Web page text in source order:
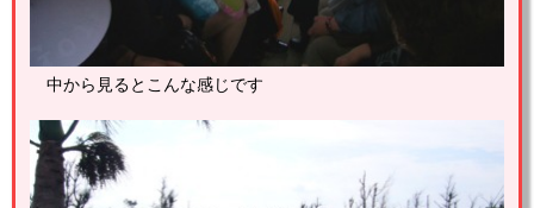
中から見るとこんな感じです